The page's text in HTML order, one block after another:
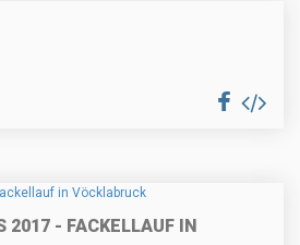
2017 - FACKELLAUF IN